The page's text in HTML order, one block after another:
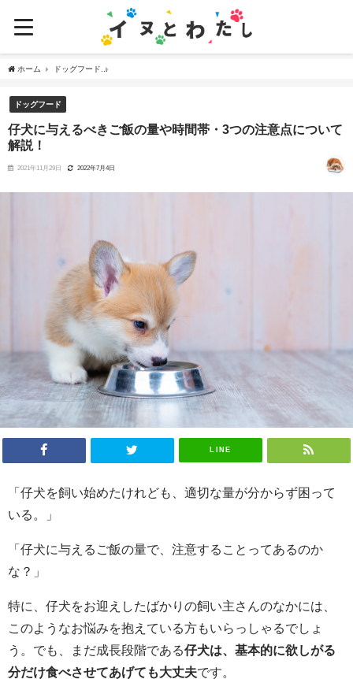
ホーム ドッグフード
ドッグフード
仔犬に与えるべきご飯の量や時間帯・3つの注意点について
解説！
2021年11月29日 2022年7月4日
LINE
「仔犬を飼い始めたけれども、適切な量が分からず困って
いる。」
「仔犬に与えるご飯の量で、注意することってあるのか
な？」
特に、仔犬をお迎えしたばかりの飼い主さんのなかには、
このようなお悩みを抱えている方もいらっしゃるでしょ
う。でも、まだ成長段階である仔犬は、基本的に欲しがる
分だけ食べさせてあげても大丈夫です。